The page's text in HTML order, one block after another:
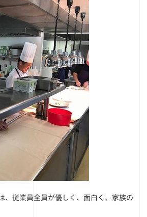
従業員全員が優しく、面白く、家族の